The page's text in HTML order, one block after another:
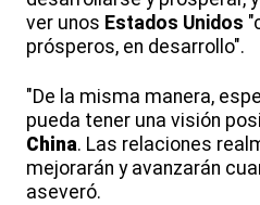
ver unos Estados Unidos
prósperos, en desarrollo".
"De la misma manera,
pueda tener una visión
China. Las relaciones
mejorarán y avanzarán
aseveró.